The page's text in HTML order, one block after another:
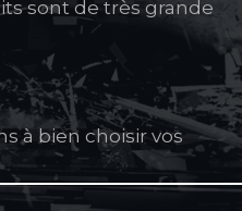
sont de très grande
à bien choisir vos